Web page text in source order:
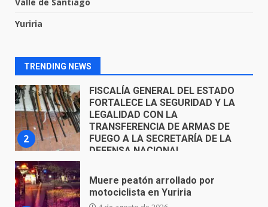
Yuriria
TRENDING NEWS
2
TRANSFERENCIA DE ARMAS DE
FUEGO A LA SECRETARÍA DE LA
5 de agosto de 2026
3
Muere peatón arrollado por
motociclista en Yuriria
4 de agosto de 2026
Valle de Santiago despide a
José Antonio Villanueva